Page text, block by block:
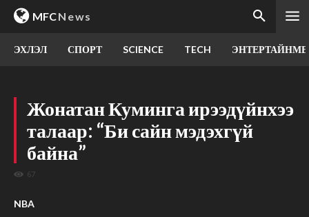
MFCNews
ЭХЛЭЛ СПОРТ SCIENCE TECH
Жонатан Куминга ирээдүйнхээ
талаар: “Би сайн мэдэхгүй
байна”
67
NBA